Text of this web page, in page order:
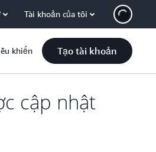
Tài khoản của tôi
khiển Tạo tài khoản
cập nhật